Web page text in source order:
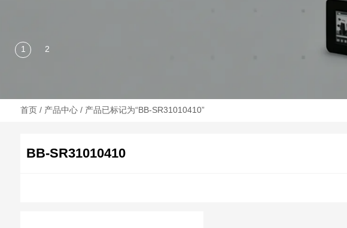
首页/ 产品中心/ 产品已标记为“BB-SR31010410”
BB-SR31010410